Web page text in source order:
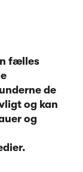
fælles
de
og kan
og